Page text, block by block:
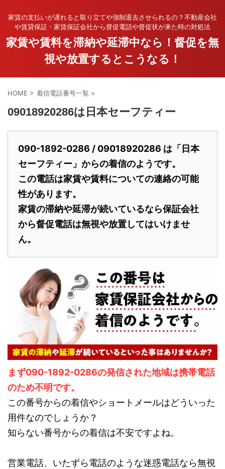
家賃の支払いが遅れると取り立てや強制退去させられるの？不動産会社
や賃貸保証・家賃保証会社から督促電話や督促状が来た時の対処法
家賃や賃料を滞納や延滞中なら！督促を無
視や放置するとこうなる！
HOME > 着信電話番号一覧 >
09018920286は日本セーフティー
090-1892-0286 / 09018920286 は「日本
セーフティー」からの着信のようです。
この電話は家賃や賃料についての連絡の可能
性があります。
家賃の滞納や延滞が続いているなら保証会社
から督促電話は無視や放置してはいけませ
ん。
まず090-1892-0286の発信された地域は携帯電話
のため不明です。
この番号からの着信やショートメールはどういった
用件なのでしょうか？
知らない番号からの着信は不安ですよね。
営業電話、いたずら電話のような迷惑電話なら無視